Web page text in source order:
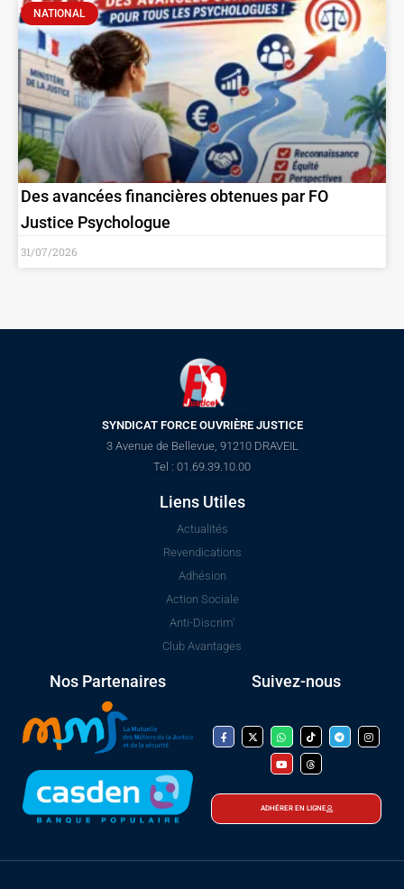
NATIONAL
Des avancées financières obtenues par FO
Justice Psychologue
31/07/2026
SYNDICAT FORCE OUVRIÈRE JUSTICE
3 Avenue de Bellevue, 91210 DRAVEIL
Tel : 01.69.39.10.00
Liens Utiles
Actualités
Revendications
Adhésion
Action Sociale
Anti-Discrim'
Club Avantages
Nos Partenaires Suivez-nous
ADHÉRER EN LIGNE